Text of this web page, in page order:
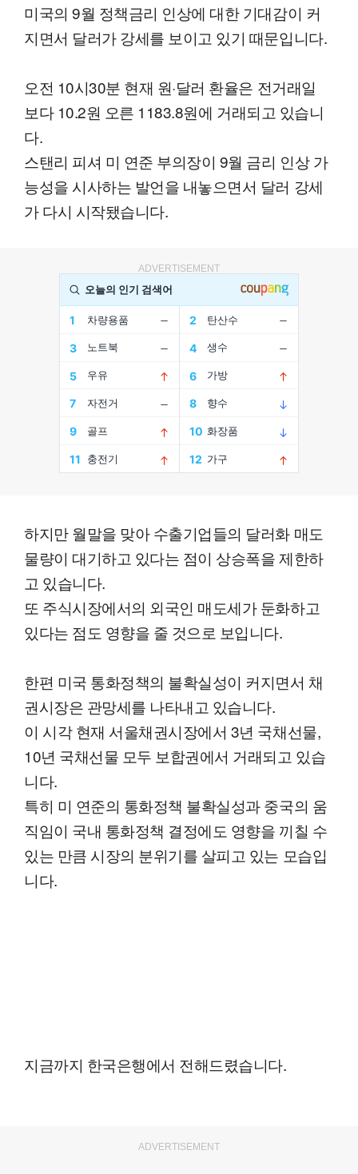
미국의 9월 정책금리 인상에 대한 기대감이 커
지면서 달러가 강세를 보이고 있기 때문입니다.
오전 10시30분 현재 원·달러 환율은 전거래일
보다 10.2원 오른 1183.8원에 거래되고 있습니
다.
스탠리 피셔 미 연준 부의장이 9월 금리 인상 가
능성을 시사하는 발언을 내놓으면서 달러 강세
가 다시 시작됐습니다.
ADVERTISEMENT
하지만 월말을 맞아 수출기업들의 달러화 매도
물량이 대기하고 있다는 점이 상승폭을 제한하
고 있습니다.
또 주식시장에서의 외국인 매도세가 둔화하고
있다는 점도 영향을 줄 것으로 보입니다.
한편 미국 통화정책의 불확실성이 커지면서 채
권시장은 관망세를 나타내고 있습니다.
이 시각 현재 서울채권시장에서 3년 국채선물,
10년 국채선물 모두 보합권에서 거래되고 있습
니다.
특히 미 연준의 통화정책 불확실성과 중국의 움
직임이 국내 통화정책 결정에도 영향을 끼칠 수
있는 만큼 시장의 분위기를 살피고 있는 모습입
니다.
지금까지 한국은행에서 전해드렸습니다.
ADVERTISEMENT